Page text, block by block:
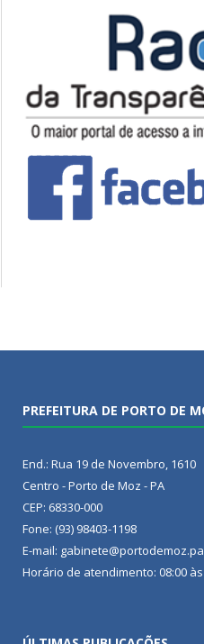
PREFEITURA DE PORTO DE
End.: Rua 19 de Novembro, 1610
Centro - Porto de Moz - PA
CEP: 68330-000
Fone: (93) 98403-1198
E-mail:
Horário de atendimento: 08:00 às